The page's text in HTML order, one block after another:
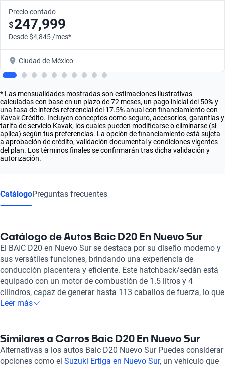
Precio contado
$247,999
Desde $4,845 /mes*
Ciudad de México
* Las mensualidades mostradas son estimaciones ilustrativas
calculadas con base en un plazo de 72 meses, un pago inicial del 50% y
una tasa de interés referencial del 17.5% anual con financiamiento con
Kavak Crédito. Incluyen conceptos como seguro, accesorios, garantías y
tarifa de servicio Kavak, los cuales pueden modificarse o eliminarse (si
aplica) según tus preferencias. La opción de financiamiento está sujeta
a aprobación de crédito, validación documental y condiciones vigentes
del plan. Los términos finales se confirmarán tras dicha validación y
autorización.
CatálogoPreguntas frecuentes
Catálogo de Autos Baic D20 En Nuevo Sur
El BAIC D20 en Nuevo Sur se destaca por su diseño moderno y
sus versátiles funciones, brindando una experiencia de
conducción placentera y eficiente. Este hatchback/sedán está
equipado con un motor de combustión de 1.5 litros y 4
cilindros, capaz de generar hasta 113 caballos de fuerza, lo que
lo convierte en un vehículo ágil y dinámico en diferentes tipos
100 km, es ideal para aquellos que buscan un equilibrio entre
rendimiento y economía. El interior del BAIC D20 ofrece espacio
para cinco pasajeros y está diseñado con materiales de alta
Leer más
Similares a Carros Baic D20 En Nuevo Sur
Alternativas a los autos Baic D20 Nuevo Sur Puedes considerar
opciones como el Suzuki Ertiga en Nuevo Sur, un vehículo que